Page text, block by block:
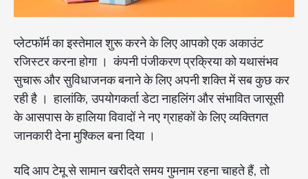
प्लेटफॉर्म का इस्तेमाल शुरू करने के लिए आपको एक अकाउंट
रजिस्टर करना होगा । कंपनी पंजीकरण प्रक्रिया को यथासंभव
सुचारू और सुविधाजनक बनाने के लिए अपनी शक्ति में सब कुछ कर
रही है । हालांकि, उपयोगकर्ता डेटा नाहलिंग और संभावित जासूसी
के आसपास के हालिया विवादों ने नए ग्राहकों के लिए व्यक्तिगत
जानकारी देना मुश्किल बना दिया ।
यदि आप टेमू से सामान खरीदते समय गुमनाम रहना चाहते हैं, तो